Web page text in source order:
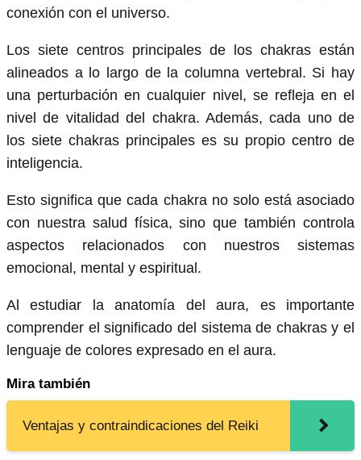
conexión con el universo.
Los siete centros principales de los chakras están
alineados a lo largo de la columna vertebral. Si hay
una perturbación en cualquier nivel, se refleja en el
nivel de vitalidad del chakra. Además, cada uno de
los siete chakras principales es su propio centro de
inteligencia.
Esto significa que cada chakra no solo está asociado
con nuestra salud física, sino que también controla
aspectos relacionados con nuestros sistemas
emocional, mental y espiritual.
Al estudiar la anatomía del aura, es importante
comprender el significado del sistema de chakras y el
lenguaje de colores expresado en el aura.
Mira también
Ventajas y contraindicaciones del Reiki